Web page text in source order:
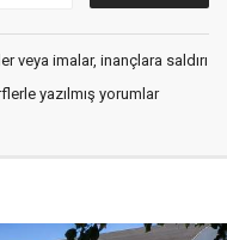
veya imalar, inançlara saldırı
yazılmış yorumlar